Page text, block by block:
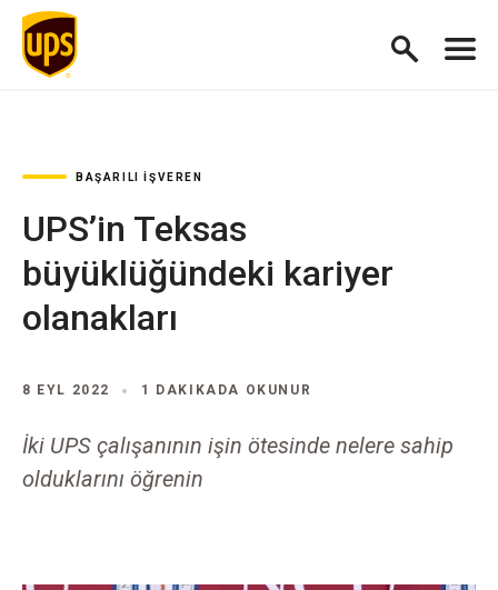
BAŞARILI İŞVEREN
UPS’in Teksas
büyüklüğündeki kariyer
olanakları
8 EYL 2022 1 DAKIKADA OKUNUR
İki UPS çalışanının işin ötesinde nelere sahip
olduklarını öğrenin